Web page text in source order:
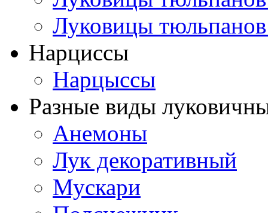
Луковицы
Нарциссы
Нарцыссы
Разные виды
Анемоны
Лук декоративный
Мускари